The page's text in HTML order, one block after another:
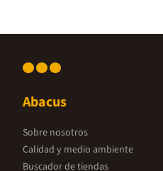
Abacus
Sobre nosotros
Calidad y medio ambiente
Buscador de tiendas